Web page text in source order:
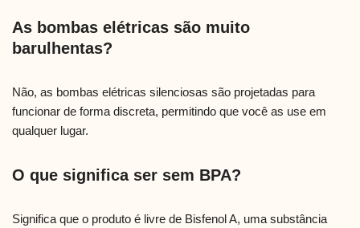
As bombas elétricas são muito
barulhentas?
Não, as bombas elétricas silenciosas são projetadas para
funcionar de forma discreta, permitindo que você as use em
qualquer lugar.
O que significa ser sem BPA?
Significa que o produto é livre de Bisfenol A, uma substância